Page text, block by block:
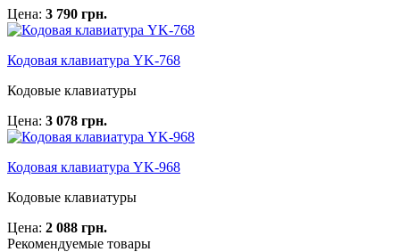
Цена: 3 790 грн.
Кодовая клавиатура YK-768
Кодовые клавиатуры
Цена: 3 078 грн.
Кодовая клавиатура YK-968
Кодовые клавиатуры
Цена: 2 088 грн.
Рекомендуемые товары